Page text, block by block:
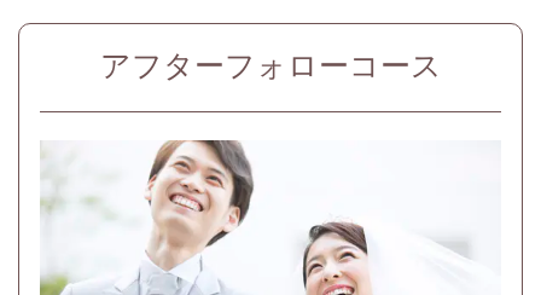
アフターフォローコース